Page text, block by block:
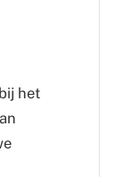
het